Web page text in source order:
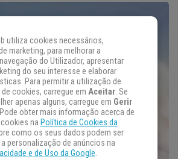
utiliza cookies necessários,
marketing, para melhorar a
do Utilizador, apresentar
do seu interesse e elaborar
Para permitir a utilização de
cookies, carregue em Aceitar. Se
apenas alguns, carregue em Gerir
obter mais informação acerca de
na Política de Cookies da
como os seus dados podem ser
personalização de anúncios na
e de Uso da Google.